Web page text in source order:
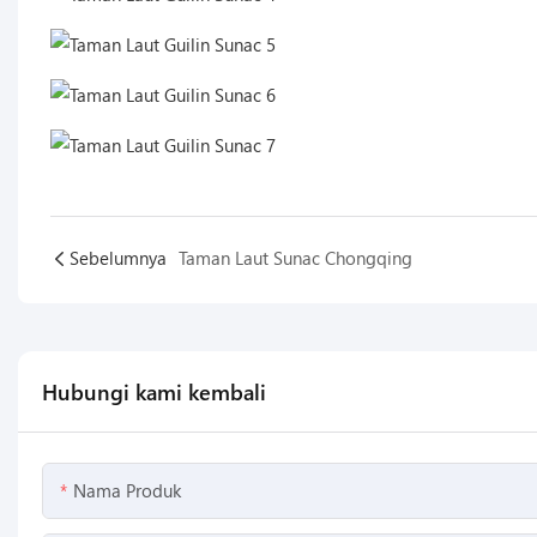
Sebelumnya Taman Laut Sunac Chongqing
Hubungi kami kembali
Nama Produk